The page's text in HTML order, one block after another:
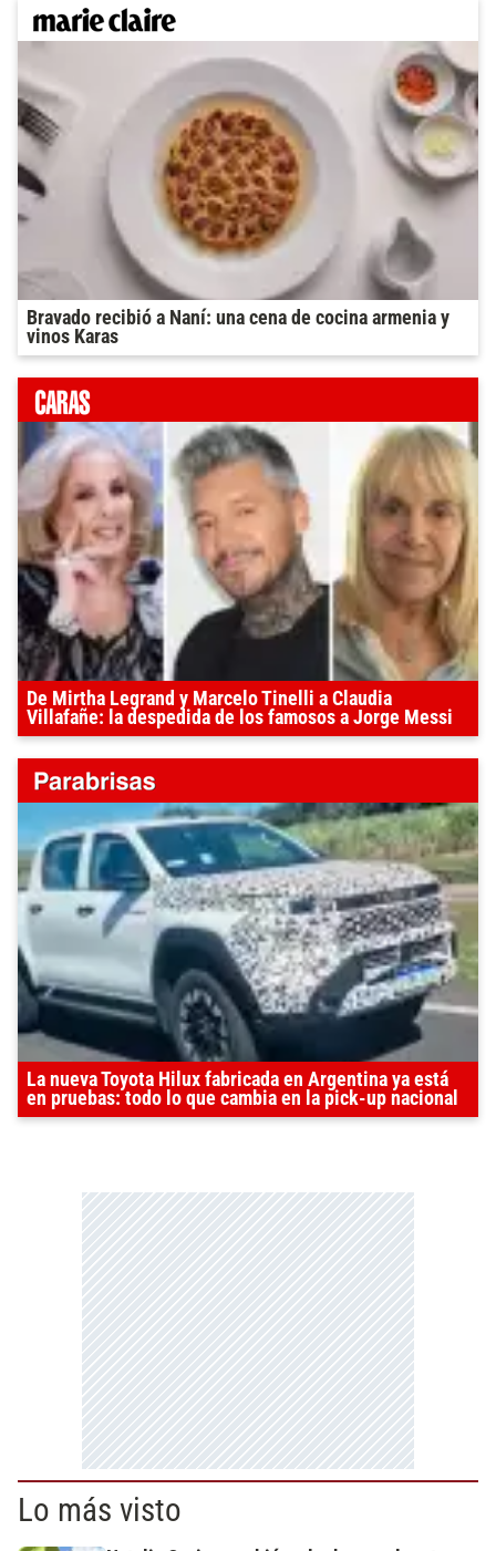
Bravado recibió a Naní: una cena de cocina armenia y
vinos Karas
De Mirtha Legrand y Marcelo Tinelli a Claudia
Villafañe: la despedida de los famosos a Jorge Messi
La nueva Toyota Hilux fabricada en Argentina ya está
en pruebas: todo lo que cambia en la pick-up nacional
Lo más visto